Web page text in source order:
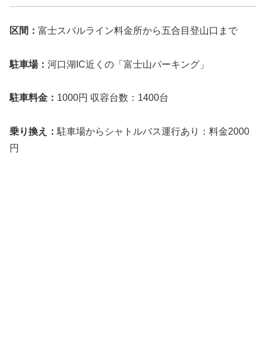
区間： 富士スバルライン料金所から五合目登山口まで
駐車場： 河口湖IC近くの「富士山パーキング」
駐車料金： 1000円 収容台数：1400台
乗り換え： 駐車場からシャトルバス運行あり：料金2000
円